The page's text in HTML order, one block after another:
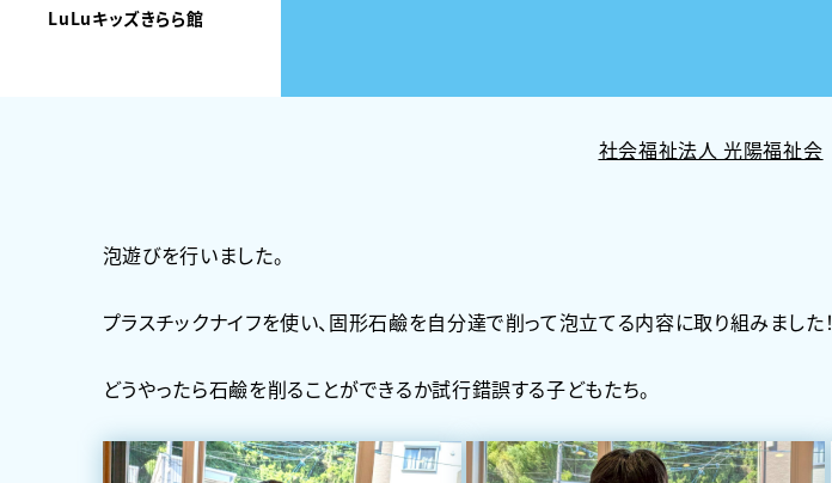
LuLuキッズきらら館
社会福祉法人 光陽福祉会
泡遊びを行いました。
プラスチックナイフを使い、固形石鹼を自分達で削って泡立てる内容に取り組みました！
どうやったら石鹼を削ることができるか試行錯誤する子どもたち。